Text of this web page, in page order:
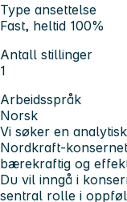
Type ansettelse
Fast, heltid 100%
Antall stillinger
1
Arbeidsspråk
Norsk
Vi søker en
Nordkraft-
bærekraftig og
Du vil inngå i
sentral rolle i